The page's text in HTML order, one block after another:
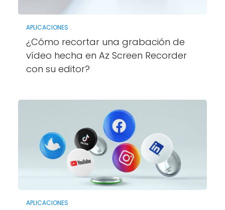
APLICACIONES
¿Cómo recortar una grabación de
vídeo hecha en Az Screen Recorder
con su editor?
APLICACIONES